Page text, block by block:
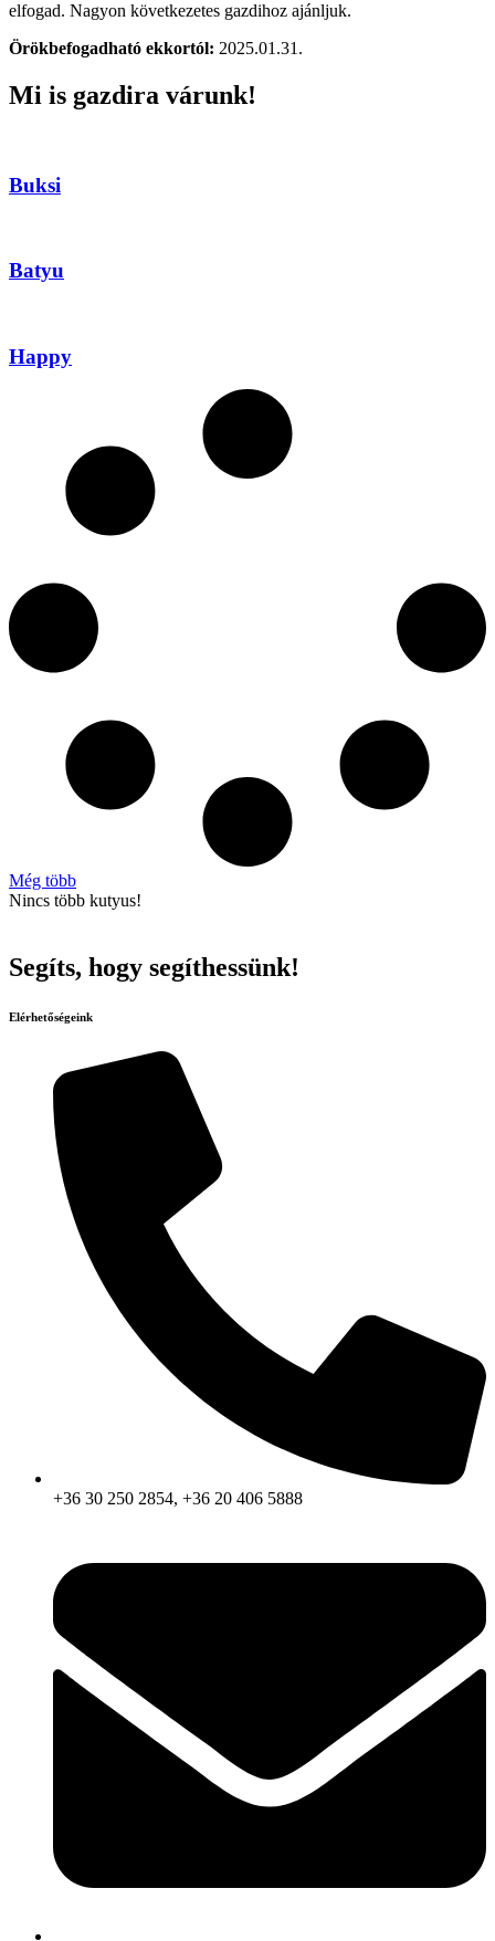
elfogad. Nagyon következetes gazdihoz ajánljuk.
Örökbefogadható ekkortól: 2025.01.31.
Mi is gazdira várunk!
Buksi
Batyu
Happy
Még több
Nincs több kutyus!
Segíts, hogy segíthessünk!
Elérhetőségeink
+36 30 250 2854, +36 20 406 5888